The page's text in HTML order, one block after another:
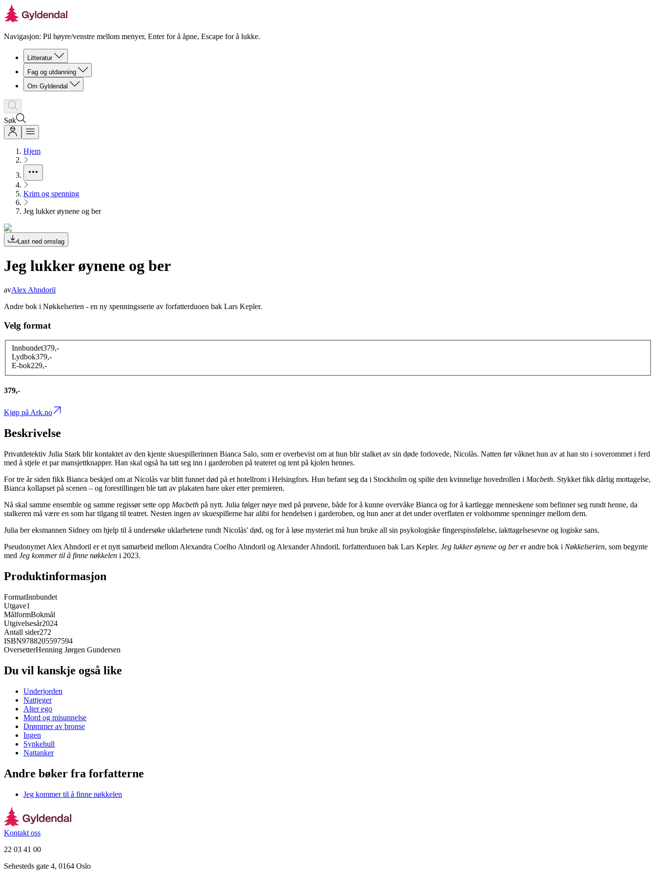
Navigasjon: Pil høyre/venstre mellom menyer, Enter for å åpne, Escape for å lukke.
Litteratur
Fag og utdanning
Om Gyldendal
Søk
Hjem
Krim og spenning
Jeg lukker øynene og ber
Last ned omslag
Jeg lukker øynene og ber
avAlex Ahndoril
Andre bok i Nøkkelserien - en ny spenningsserie av forfatterduoen bak Lars Kepler.
Velg format
Innbundet379,-
Lydbok379,-
E-bok229,-
379,-
Kjøp på Ark.no
Beskrivelse
Privatdetektiv Julia Stark blir kontaktet av den kjente skuespillerinnen Bianca Salo, som er overbevist om at hun blir stalket av sin døde forlovede, Nicolàs. Natten før våknet hun av at han sto i soverommet i ferd
med å stjele et par mansjettknapper. Han skal også ha tatt seg inn i garderoben på teateret og tent på kjolen hennes.
For tre år siden fikk Bianca beskjed om at Nicolàs var blitt funnet død på et hotellrom i Helsingfors. Hun befant seg da i Stockholm og spilte den kvinnelige hovedrollen i Macbeth. Stykket fikk dårlig mottagelse,
Bianca kollapset på scenen – og forestillingen ble tatt av plakaten bare uker etter premieren.
Nå skal samme ensemble og samme regissør sette opp Macbeth på nytt. Julia følger nøye med på prøvene, både for å kunne overvåke Bianca og for å kartlegge menneskene som befinner seg rundt henne, da
stalkeren må være en som har tilgang til teatret. Nesten ingen av skuespillerne har alibi for hendelsen i garderoben, og hun aner at det under overflaten er voldsomme spenninger mellom dem.
Julia ber eksmannen Sidney om hjelp til å undersøke uklarhetene rundt Nicolàs' død, og for å løse mysteriet må hun bruke all sin psykologiske fingerspissfølelse, iakttagelsesevne og logiske sans.
Pseudonymet Alex Ahndoril er et nytt samarbeid mellom Alexandra Coelho Ahndoril og Alexander Ahndoril, forfatterduoen bak Lars Kepler. Jeg lukker øynene og berer andre bok i Nøkkelserien, som begynte
med Jeg kommer til å finne nøkkelen i 2023.
Produktinformasjon
FormatInnbundet
Utgave1
MålformBokmål
Utgivelsesår2024
Antall sider272
ISBN9788205597594
OversetterHenning Jørgen Gundersen
Du vil kanskje også like
Underjorden
Nattjeger
Alter ego
Mord og misunnelse
Drømmer av bronse
Ingen
Synkehull
Nattanker
Andre bøker fra forfatterne
Jeg kommer til å finne nøkkelen
Kontakt oss
22 03 41 00
Sehesteds gate 4, 0164 Oslo